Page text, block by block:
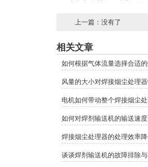
上一篇：没有了
相关文章
如何根据气体流量选择合适
风量的大小对焊接烟尘处理
电机如何带动整个焊接烟尘
如何对焊剂输送机的输送速
焊接烟尘处理器的处理效率
谈谈焊剂输送机的故障排除